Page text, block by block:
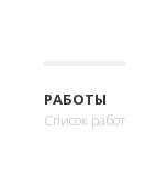
РАБОТЫ
Список работ